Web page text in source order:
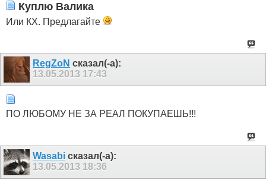
Куплю Валика
Или КХ. Предлагайте
RegZoN сказал(-а):
13.05.2013 17:43
ПО ЛЮБОМУ НЕ ЗА РЕАЛ ПОКУПАЕШЬ!!!
Wasabi сказал(-а):
13.05.2013 18:36